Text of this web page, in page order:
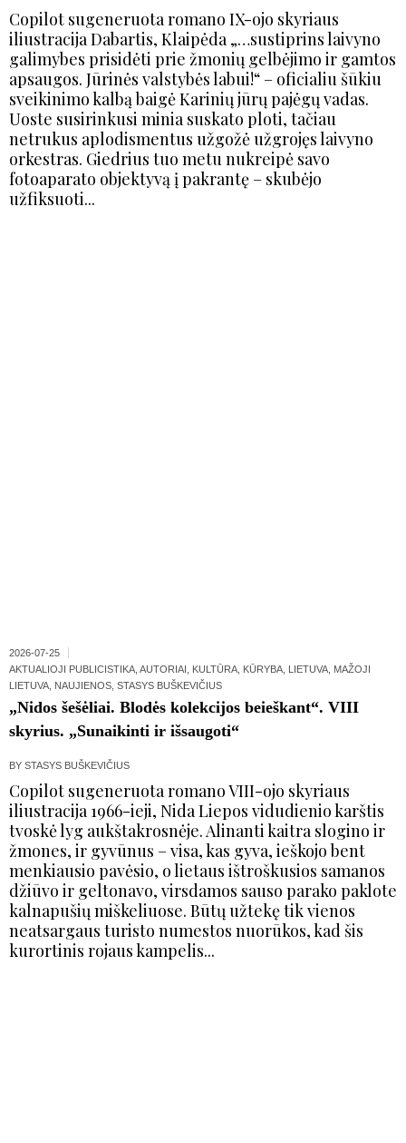
Copilot sugeneruota romano IX-ojo skyriaus
iliustracija Dabartis, Klaipėda „…sustiprins laivyno
galimybes prisidėti prie žmonių gelbėjimo ir gamtos
apsaugos. Jūrinės valstybės labui!“ – oficialiu šūkiu
sveikinimo kalbą baigė Karinių jūrų pajėgų vadas.
Uoste susirinkusi minia suskato ploti, tačiau
netrukus aplodismentus užgožė užgrojęs laivyno
orkestras. Giedrius tuo metu nukreipė savo
fotoaparato objektyvą į pakrantę – skubėjo
užfiksuoti...
2026-07-25
AKTUALIOJI PUBLICISTIKA AUTORIAI KULTŪRA KŪRYBA LIETUVA MAŽOJI
LIETUVA NAUJIENOS STASYS BUŠKEVIČIUS
„Nidos šešėliai. Blodės kolekcijos beieškant“. VIII
skyrius. „Sunaikinti ir išsaugoti“
BY STASYS BUŠKEVIČIUS
Copilot sugeneruota romano VIII-ojo skyriaus
iliustracija 1966-ieji, Nida Liepos vidudienio karštis
tvoskė lyg aukštakrosnėje. Alinanti kaitra slogino ir
žmones, ir gyvūnus – visa, kas gyva, ieškojo bent
menkiausio pavėsio, o lietaus ištroškusios samanos
džiūvo ir geltonavo, virsdamos sauso parako paklote
kalnapušių miškeliuose. Būtų užtekę tik vienos
neatsargaus turisto numestos nuorūkos, kad šis
kurortinis rojaus kampelis...